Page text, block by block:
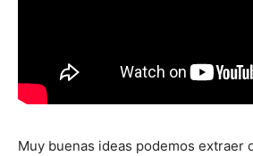
Muy buenas ideas podemos extraer